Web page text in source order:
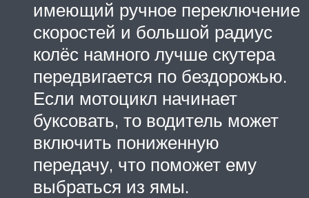
имеющий ручное переключение
скоростей и большой радиус
колёс намного лучше скутера
передвигается по бездорожью.
Если мотоцикл начинает
буксовать, то водитель может
включить пониженную
передачу, что поможет ему
выбраться из ямы.